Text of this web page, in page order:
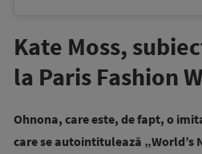
Kate Moss,
la Paris Fashion
Ohnona, care este, de fapt, o
care se autointitulează „World’s